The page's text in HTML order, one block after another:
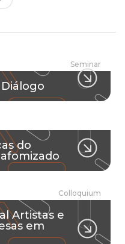
Seminar
do
Colloquium
Artistas e
em